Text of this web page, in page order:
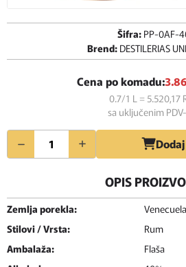
Šifra: PP-0AF-
Brend: DESTILERIAS
Cena po komadu:
0.7/1 L = 5.520,17
sa uključenim
Količina
OPIS
Zemlja porekla:
Venecuela
Stilovi / Vrsta:
Rum
Ambalaža:
Flaša